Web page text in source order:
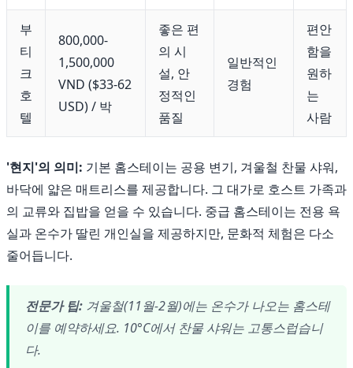
부
티
크
호
텔
800,000-
1,500,000
VND ($33-62
USD) / 박
좋은 편
의 시
설, 안
정적인
품질
일반적인
경험
편안
함을
원하
는
사람
'현지'의 의미: 기본 홈스테이는 공용 변기, 겨울철 찬물 샤워,
바닥에 얇은 매트리스를 제공합니다. 그 대가로 호스트 가족과
의 교류와 집밥을 얻을 수 있습니다. 중급 홈스테이는 전용 욕
실과 온수가 딸린 개인실을 제공하지만, 문화적 체험은 다소
줄어듭니다.
전문가 팁: 겨울철(11월-2월)에는 온수가 나오는 홈스테
이를 예약하세요. 10°C에서 찬물 샤워는 고통스럽습니
다.